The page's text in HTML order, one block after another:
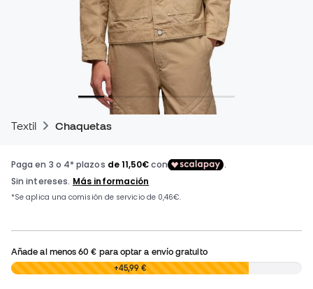
Textil Chaquetas
Añade al menos60 € para optar a envío gratuito
0,00 € +45,99 €